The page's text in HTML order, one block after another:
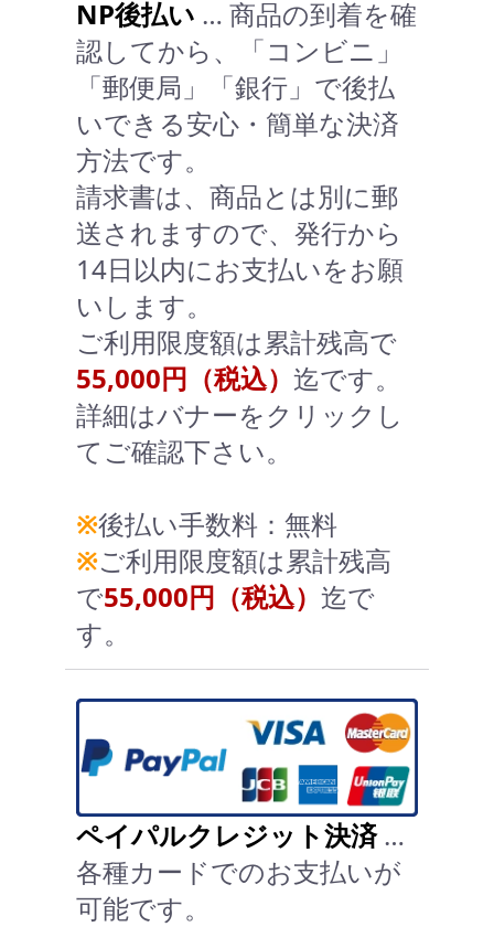
NP後払い … 商品の到着を確
認してから、「コンビニ」
「郵便局」「銀行」で後払
いできる安心・簡単な決済
方法です。
請求書は、商品とは別に郵
送されますので、発行から
14日以内にお支払いをお願
いします。
ご利用限度額は累計残高で
55,000円（税込） 迄です。
詳細はバナーをクリックし
てご確認下さい。
※後払い手数料：無料
※ご利用限度額は累計残高
で55,000円（税込） 迄で
す。
ペイパルクレジット決済…
各種カードでのお支払いが
可能です。